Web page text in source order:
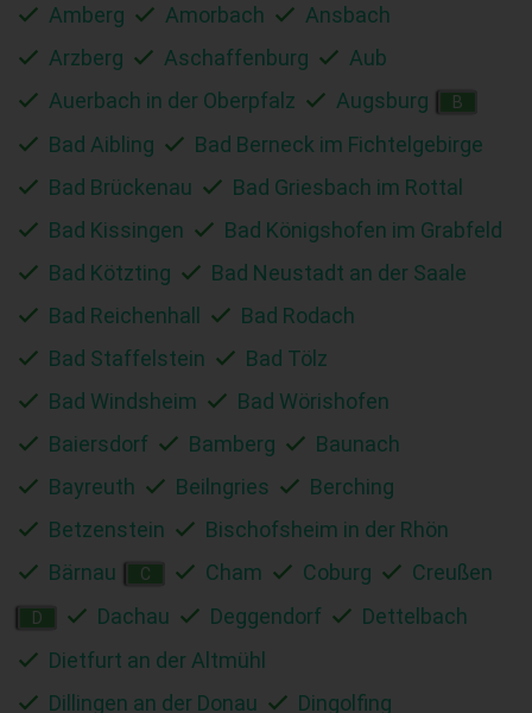
Amberg
Amorbach
Ansbach
Arzberg
Aschaffenburg
Aub
Auerbach in der Oberpfalz
Augsburg B
Bad Aibling
Bad Berneck im Fichtelgebirge
Bad Brückenau
Bad Griesbach im Rottal
Bad Kissingen
Bad Königshofen im Grabfeld
Bad Kötzting
Bad Neustadt an der Saale
Bad Reichenhall
Bad Rodach
Bad Staffelstein
Bad Tölz
Bad Windsheim
Bad Wörishofen
Baiersdorf
Bamberg
Baunach
Bayreuth
Beilngries
Berching
Betzenstein
Bischofsheim in der Rhön
Bärnau
C Cham Coburg Creußen
D Dachau Deggendorf
Dettelbach
Dietfurt an der Altmühl
Dillingen an der Donau
Dingolfing